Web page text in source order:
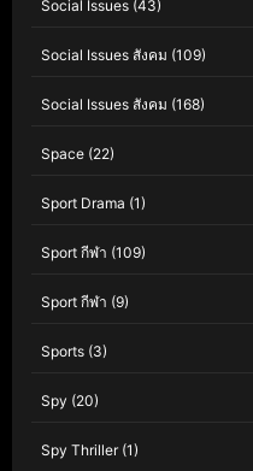
Social Issues (43)
Social Issues สังคม (109)
Social Issues สังคม (168)
Space (22)
Sport Drama (1)
Sport กีฬา (109)
Sport กีฬา (9)
Sports (3)
Spy (20)
Spy Thriller(1)